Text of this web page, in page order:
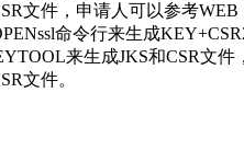
文件，申请人可以参考WEB
命令行来生成
来生成JKS和CSR文件
文件。